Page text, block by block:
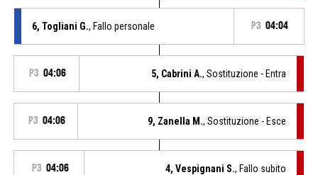
6, Togliani G., Fallo personale P3 04:04
P3 04:06 5, Cabrini A., Sostituzione - Entra
P3 04:06 9, Zanella M., Sostituzione - Esce
P3 04:06 4, Vespignani S., Fallo subito